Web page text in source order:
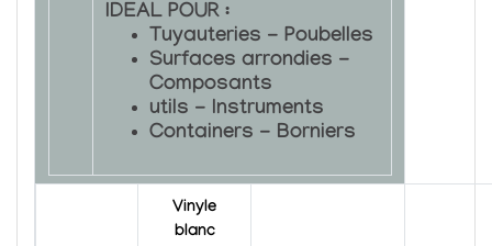
IDEAL POUR :
Tuyauteries - Poubelles
Surfaces arrondies -
Composants
utils - Instruments
Containers - Borniers
Vinyle
blanc